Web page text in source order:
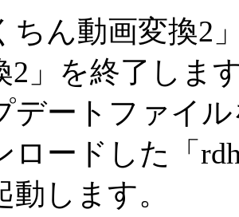
ちん動画変換
2」を終了しま
デートファイ
ロードした「
動します。